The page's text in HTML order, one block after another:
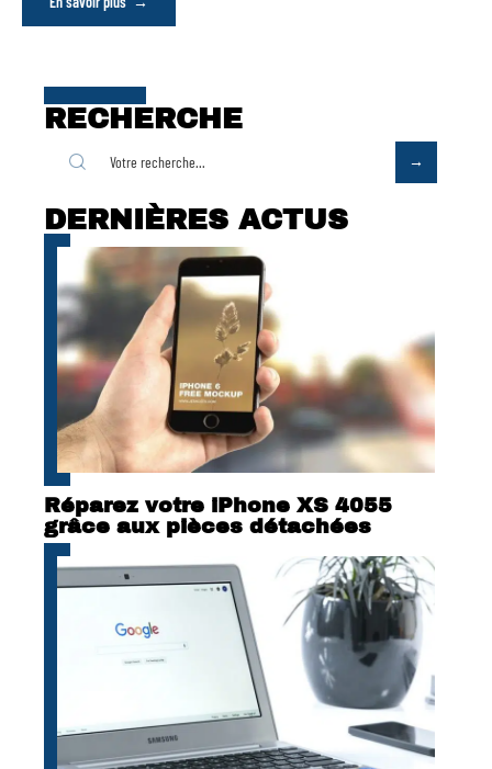
RECHERCHE
DERNIÈRES ACTUS
Réparez votre iPhone XS 4055
grâce aux pièces détachées